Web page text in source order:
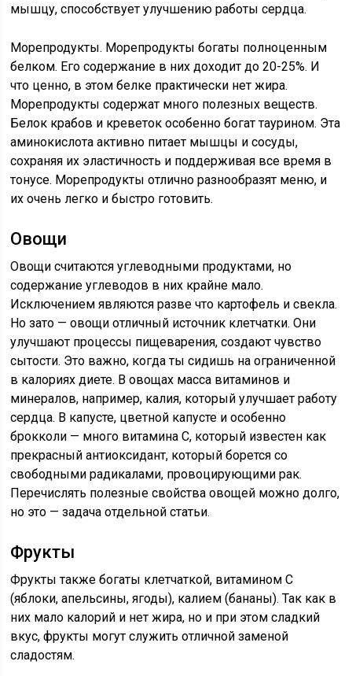
мышцу, способствует улучшению работы сердца.
Морепродукты. Морепродукты богаты полноценным
белком. Его содержание в них доходит до 20-25%. И
что ценно, в этом белке практически нет жира.
Морепродукты содержат много полезных веществ.
Белок крабов и креветок особенно богат таурином. Эта
аминокислота активно питает мышцы и сосуды,
сохраняя их эластичность и поддерживая все время в
тонусе. Морепродукты отлично разнообразят меню, и
их очень легко и быстро готовить.
Овощи
Овощи считаются углеводными продуктами, но
содержание углеводов в них крайне мало.
Исключением являются разве что картофель и свекла.
Но зато — овощи отличный источник клетчатки. Они
улучшают процессы пищеварения, создают чувство
сытости. Это важно, когда ты сидишь на ограниченной
в калориях диете. В овощах масса витаминов и
минералов, например, калия, который улучшает работу
сердца. В капусте, цветной капусте и особенно
брокколи — много витамина С, который известен как
прекрасный антиоксидант, который борется со
свободными радикалами, провоцирующими рак.
Перечислять полезные свойства овощей можно долго,
но это — задача отдельной статьи.
Фрукты
Фрукты также богаты клетчаткой, витамином С
(яблоки, апельсины, ягоды), калием (бананы). Так как в
них мало калорий и нет жира, но и при этом сладкий
вкус, фрукты могут служить отличной заменой
сладостям.